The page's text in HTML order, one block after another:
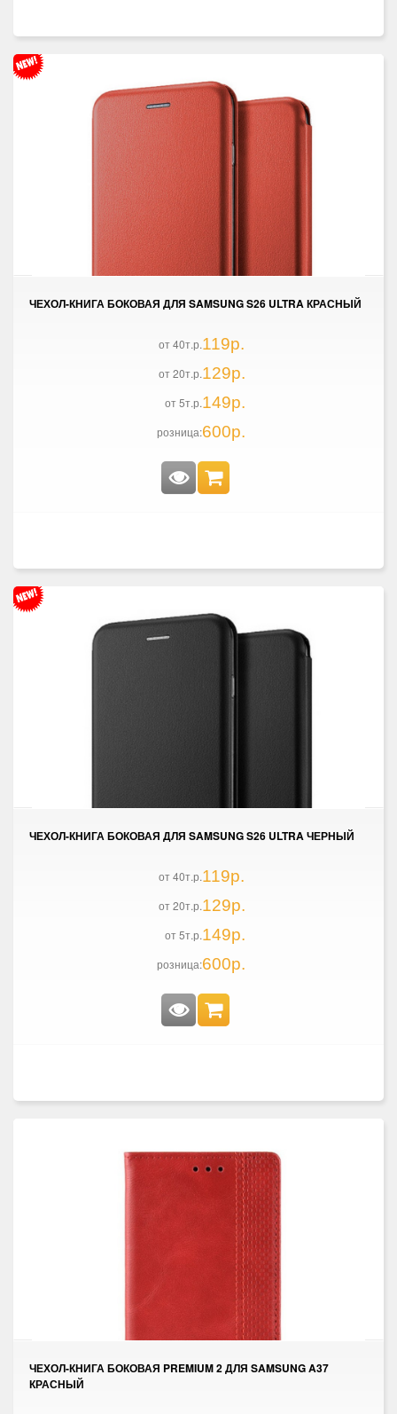
ЧЕХОЛ-КНИГА БОКОВАЯ ДЛЯ SAMSUNG S26 ULTRA КРАСНЫЙ
от 40т.р.119р.
от 20т.р.129р.
от 5т.р.149р.
розница:600р.
ЧЕХОЛ-КНИГА БОКОВАЯ ДЛЯ SAMSUNG S26 ULTRA ЧЕРНЫЙ
от 40т.р.119р.
от 20т.р.129р.
от 5т.р.149р.
розница:600р.
ЧЕХОЛ-КНИГА БОКОВАЯ PREMIUM 2 ДЛЯ SAMSUNG A37
КРАСНЫЙ